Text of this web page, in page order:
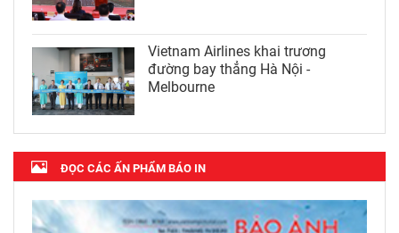
Vietnam Airlines khai trương
đường bay thẳng Hà Nội -
Melbourne
ĐỌC CÁC ẤN PHẨM BÁO IN